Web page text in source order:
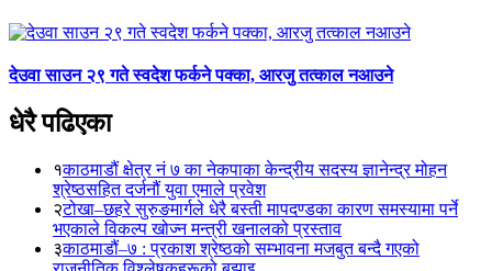
देउवा साउन २९ गते स्वदेश फर्कने पक्का, आरजु तत्काल नआउने
धेरै पढिएका
१काठमाडौं क्षेत्र नं ७ का नेकपाका केन्द्रीय सदस्य ज्ञानेन्द्र मोहन
श्रेष्ठसहित दर्जनौं युवा एमाले प्रवेश
२टोखा–छहरे सुरुङमार्गले धेरै बस्ती मापदण्डका कारण समस्यामा पर्ने
भएकाले विकल्प खोज्न मन्त्री खनालको प्रस्ताव
३काठमाडौं–७ : प्रकाश श्रेष्ठको सम्भावना मजबुत बन्दै गएको